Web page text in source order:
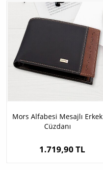
Mors Alfabesi Mesajlı Erkek
Cüzdanı
1.719,90 TL